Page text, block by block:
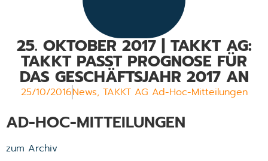
25. OKTOBER 2017 | TAKKT AG:
TAKKT PASST PROGNOSE FÜR
DAS GESCHÄFTSJAHR 2017 AN
25/10/2016News, TAKKT AG Ad-Hoc-Mitteilungen
AD-HOC-MITTEILUNGEN
zum Archiv